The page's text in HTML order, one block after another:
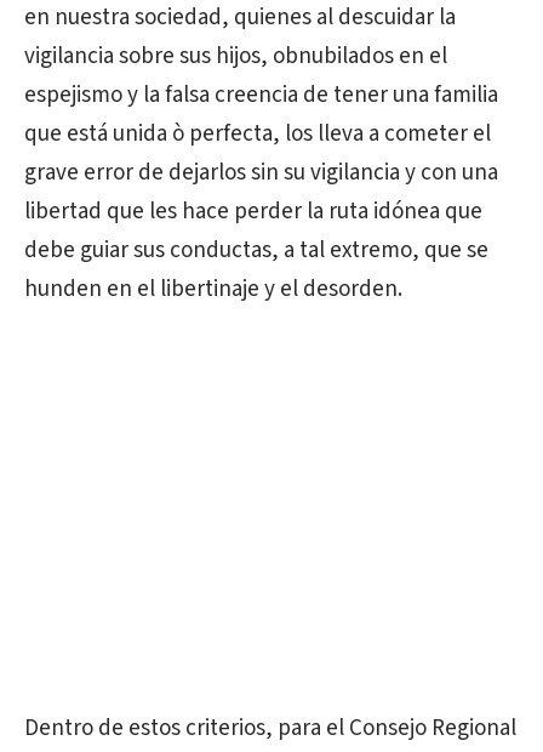
en nuestra sociedad, quienes al descuidar la
vigilancia sobre sus hijos, obnubilados en el
espejismo y la falsa creencia de tener una familia
que está unida ò perfecta, los lleva a cometer el
grave error de dejarlos sin su vigilancia y con una
libertad que les hace perder la ruta idónea que
debe guiar sus conductas, a tal extremo, que se
hunden en el libertinaje y el desorden.
Dentro de estos criterios, para el Consejo Regional